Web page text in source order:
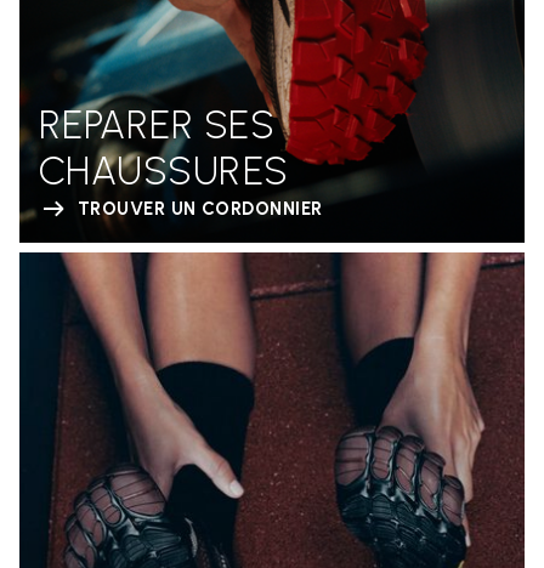
REPARER SES
CHAUSSURES
TROUVER UN CORDONNIER